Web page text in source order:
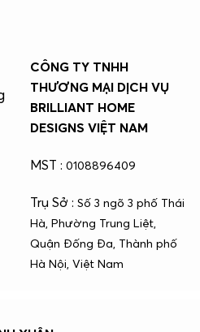
CÔNG TY TNHH
THƯƠNG MẠI DỊCH VỤ
BRILLIANT HOME
DESIGNS VIỆT NAM
MST : 0108896409
Trụ Sở : Số 3 ngõ 3 phố Thái
Hà, Phường Trung Liệt,
Quận Đống Đa, Thành phố
Hà Nội, Việt Nam